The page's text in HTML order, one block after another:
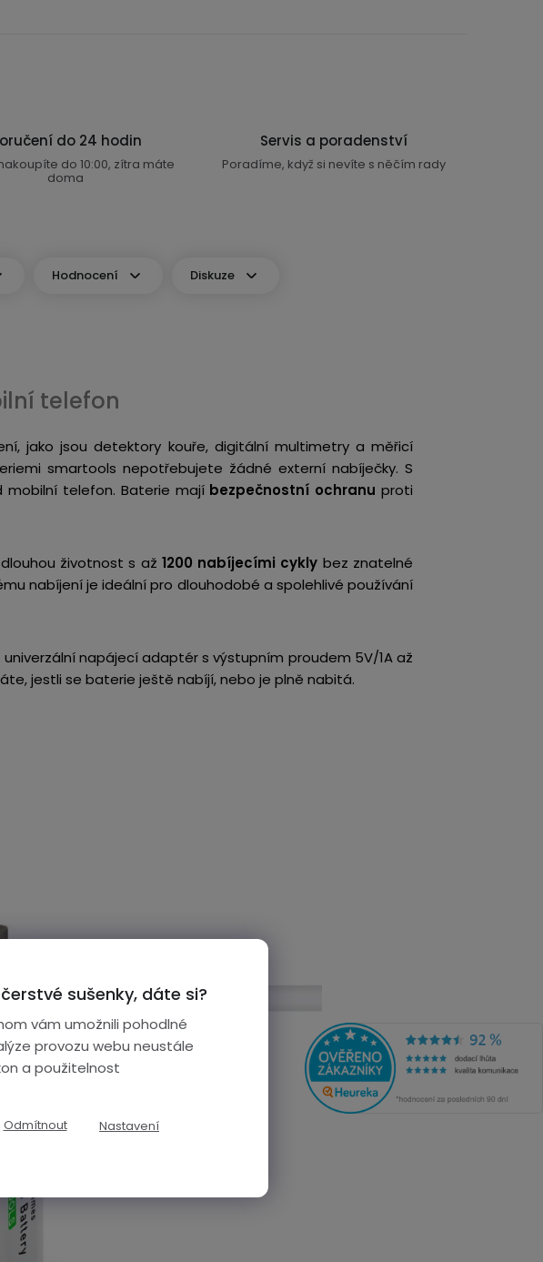
sušenky, dáte si?
vám umožnili pohodlné
provozu webu neustále
a použitelnost
Nastavení
Odmítnout
do 24 hodin
do 10:00, zítra máte
doma
Servis a poradenství
Poradíme, když si nevíte s něčím rady
Hodnocení Diskuze
telefon
jako jsou detektory kouře, digitální multimetry a měřicí
smartools nepotřebujete žádné externí nabíječky. S
mobilní telefon. Baterie mají bezpečnostní ochranu proti
životnost s až 1200 nabíjecími cykly bez znatelné
nabíjení je ideální pro dlouhodobé a spolehlivé používání
napájecí adaptér s výstupním proudem 5V/1A až
jestli se baterie ještě nabíjí, nebo je plně nabitá.